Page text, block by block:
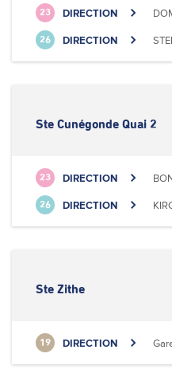
23 DIRECTION
26 DIRECTION
Ste Cunégonde Quai 2
23 DIRECTION
26 DIRECTION
Ste Zithe
19 DIRECTION